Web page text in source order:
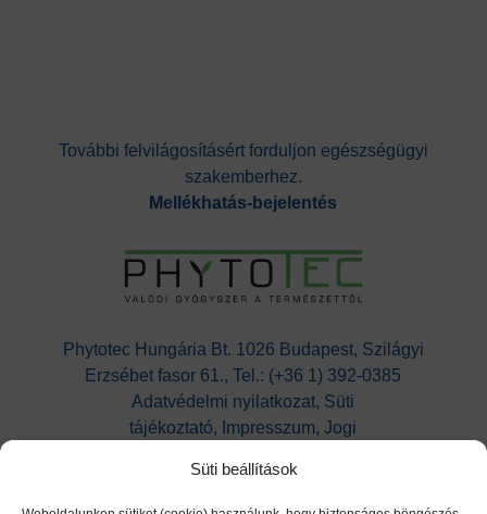
Süti beállítások
További felvilágosításért forduljon egészségügyi
szakemberhez.
Mellékhatás-bejelentés
Phytotec Hungária Bt. 1026 Budapest, Szilágyi
Erzsébet fasor 61., Tel.: (+36 1) 392-0385
Adatvédelmi nyilatkozat, Süti
tájékoztató, Impresszum, Jogi
Colpofix|Maltofer
Fol
Micovag